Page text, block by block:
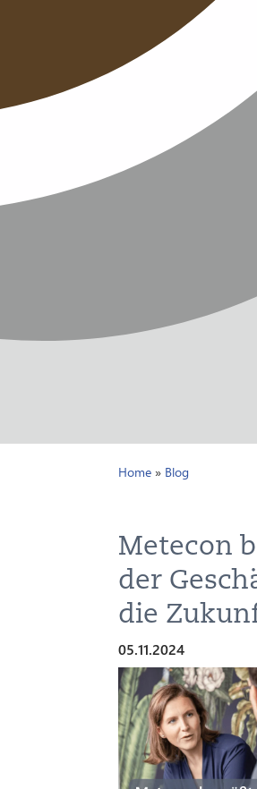
Home » Blog
Metecon
der
die
05.11.2024